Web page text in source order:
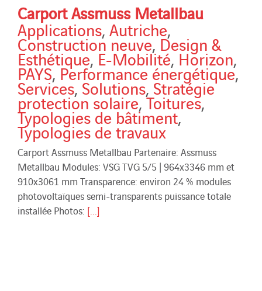
Carport Assmuss Metallbau
Applications, Autriche,
Construction neuve,Design &
Esthétique,E-Mobilité,Horizon,
PAYS,Performance énergétique,
Services,Solutions, Stratégie
protection solaire,Toitures,
Typologies de bâtiment,
Typologies de travaux
Carport Assmuss Metallbau Partenaire: Assmuss
Metallbau Modules: VSG TVG 5/5 | 964x3346 mm et
910x3061 mm Transparence: environ 24 % modules
photovoltaïques semi-transparents puissance totale
installée Photos: [...]